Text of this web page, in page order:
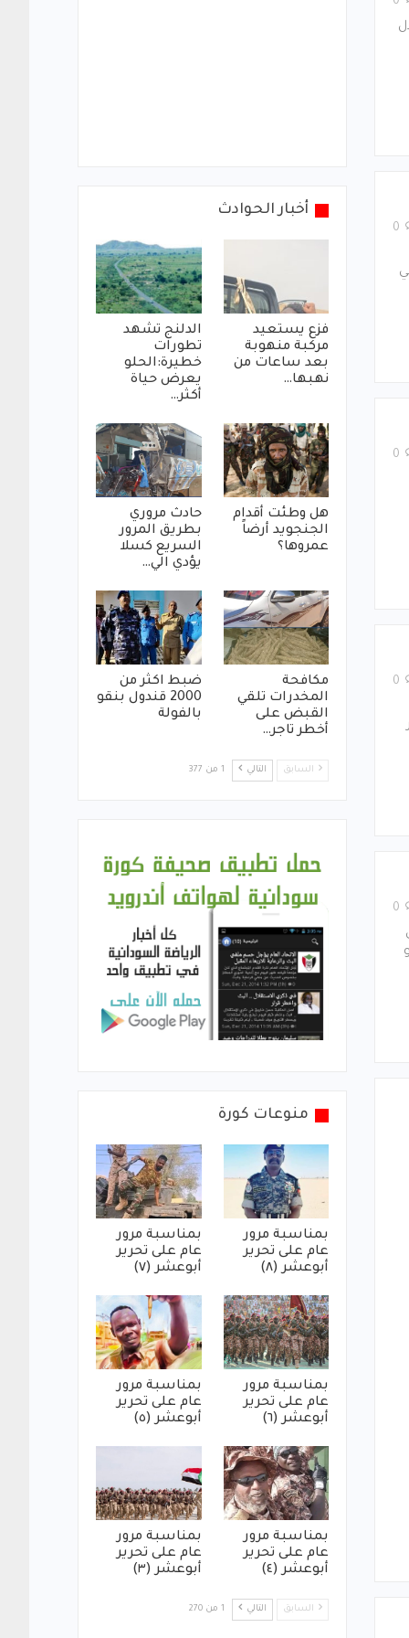
أخبار الحوادث
فزع يستعيد
مركبة منهوبة
بعد ساعات من
نهبها…
الدلنج تشهد
تطورات
خطيرة:الحلو
يعرض حياة
أكثر…
هل وطئت أقدام
الجنجويد أرضاً
عمروها؟
حادث مروري
بطريق المرور
السريع كسلا
يؤدي الي…
مكافحة
المخدرات تلقي
القبض على
أخطر تاجر…
ضبط اكثر من
2000 قندول بنقو
بالفولة
السابق التالي 1 من 377
منوعات كورة
بمناسبة مرور
عام على تحرير
أبوعشر (٨)
بمناسبة مرور
عام على تحرير
أبوعشر (٧)
بمناسبة مرور
عام على تحرير
أبوعشر (٦)
بمناسبة مرور
عام على تحرير
أبوعشر (٥)
بمناسبة مرور
عام على تحرير
أبوعشر (٤)
بمناسبة مرور
عام على تحرير
أبوعشر (٣)
السابق التالي 1 من 270